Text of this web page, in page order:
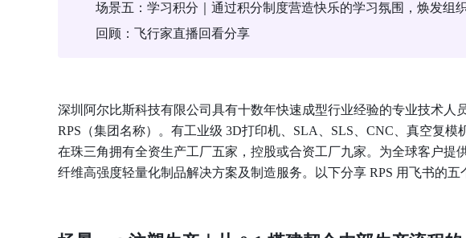
场景五：学习积分｜通过积分制度营造快乐的学习氛围，焕发组
回顾：飞行家直播回看分享
深圳阿尔比斯科技有限公司具有十数年快速成型行业经验的专业技术人
RPS（集团名称）。有工业级 3D打印机、SLA、SLS、CNC、真空复
在珠三角拥有全资生产工厂五家，控股或合资工厂九家。为全球客户提
纤维高强度轻量化制品解决方案及制造服务。以下分享 RPS 用飞书的五